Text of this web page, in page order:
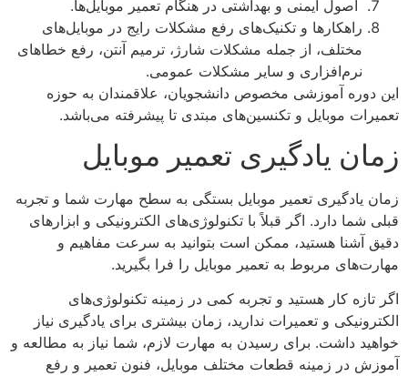
اصول ایمنی و بهداشتی در هنگام تعمیر موبایل‌ها.
راهکارها و تکنیک‌های رفع مشکلات رایج در موبایل‌های
مختلف، از جمله مشکلات شارژ، ترمیم آنتن، رفع خطاهای
نرم‌افزاری و سایر مشکلات عمومی.
این دوره آموزشی مخصوص دانشجویان، علاقمندان به حوزه
تعمیرات موبایل و تکنسین‌های مبتدی تا پیشرفته می‌باشد.
زمان یادگیری تعمیر موبایل
زمان یادگیری تعمیر موبایل بستگی به سطح مهارت شما و تجربه
قبلی شما دارد. اگر قبلاً با تکنولوژی‌های الکترونیکی و ابزارهای
دقیق آشنا هستید، ممکن است بتوانید به سرعت مفاهیم و
مهارت‌های مربوط به تعمیر موبایل را فرا بگیرید.
اگر تازه کار هستید و تجربه کمی در زمینه تکنولوژی‌های
الکترونیکی و تعمیرات ندارید، زمان بیشتری برای یادگیری نیاز
خواهید داشت. برای رسیدن به مهارت لازم، شما نیاز به مطالعه و
آموزش در زمینه قطعات مختلف موبایل، فنون تعمیر و رفع